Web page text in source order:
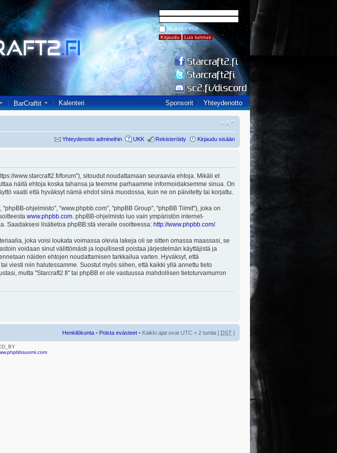
Muista minut
BarCraftit Kalenteri Sponsorit Yhteydenotto
Yhteydenotto admineihin UKK Rekisteröidy Kirjaudu sisään
www.starcraft2.fi/forum"), sitoudut noudattamaan seuraavia ehtoja. Mikäli et
näitä ehtoja koska tahansa ja teemme parhaamme informoidaksemme sinua. On
vaatii että hyväksyt nämä ehdot siinä muodossa, kuin ne on päivitetty tai korjattu.
ohjelmisto", "www.phpbb.com", "phpBB Group", "phpBB Tiimit"), joka on
www.phpbb.com. phpBB-ohjelmisto luo vain ympäristön internet-
Saadaksesi lisätietoa phpBB:stä vieraile osoitteessa: http://www.phpbb.com/.
joka voisi loukata voimassa olevia lakeja oli se sitten omassa maassasi, se
voidaan sinut välittömästi ja lopullisesti poistaa järjestelmän käyttäjistä ja
näiden ehtojen noudattamisen tarkkailua varten. Hyväksyt, että
viesti niin halutessamme. Suostut myös siihen, että kaikki yllä annettu tieto
mutta "Starcraft2.fi" tai phpBB ei ole vastuussa mahdollisen tietoturvamurron
Henkilökunta • Poista evästeet • Kaikki ajat ovat UTC + 2 tuntia [ DST ]